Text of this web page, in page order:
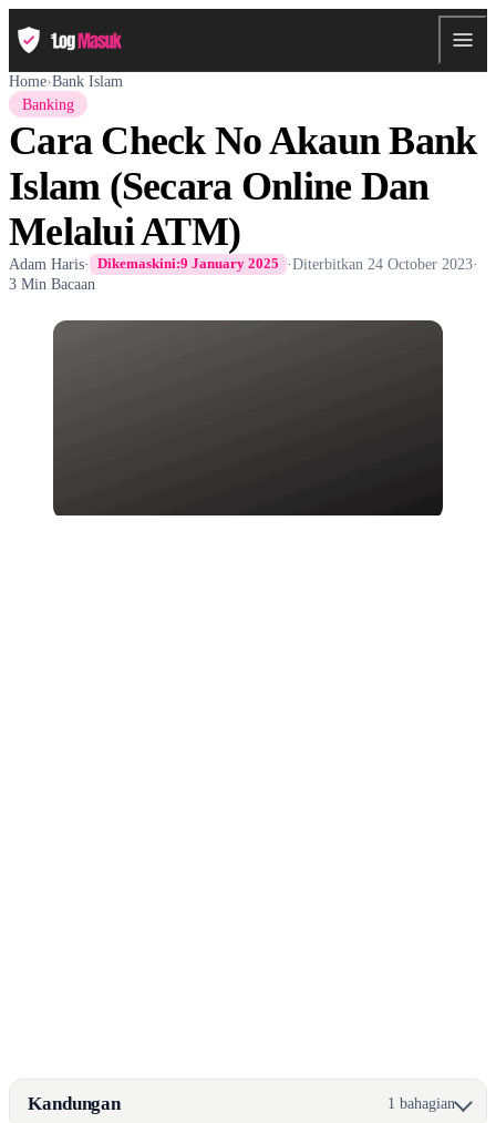
Home›Bank Islam
Banking
Cara Check No Akaun Bank
Islam (Secara Online Dan
Melalui ATM)
Adam Haris· Dikemaskini:9 January 2025 ·Diterbitkan 24 October 2023·
3 Min Bacaan
Kandungan 1 bahagian